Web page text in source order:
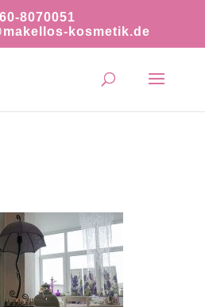
8070051
kosmetik.de